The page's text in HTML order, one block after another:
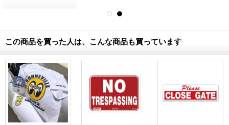
この商品を買った人は、こんな商品も買っています